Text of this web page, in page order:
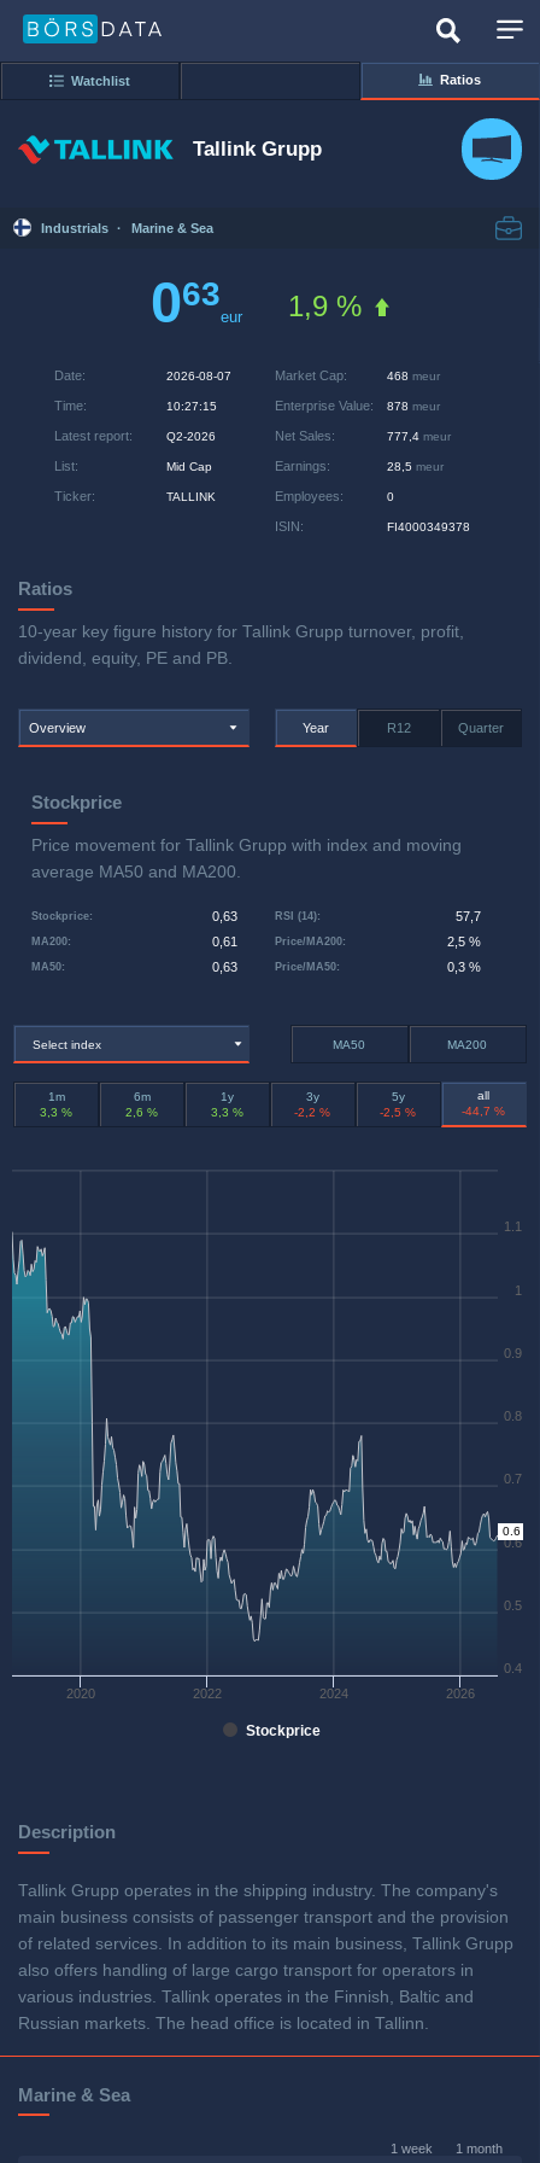
Watchlist Ratios
Tallink Grupp
Industrials · Marine & Sea
063
eur 1,9 %
Date: 2026-08-07
Time: 10:27:15
Latest report: Q2-2026
List: Mid Cap
Ticker: TALLINK
Market Cap: 468 meur
Enterprise Value: 878 meur
Net Sales: 777,4 meur
Earnings: 28,5 meur
Employees: 0
ISIN: FI4000349378
Ratios
10-year key figure history for Tallink Grupp turnover, profit,
dividend, equity, PE and PB.
Overview Year R12 Quarter
Stockprice
Price movement for Tallink Grupp with index and moving
average MA50 and MA200.
Stockprice: 0,63
MA50: 0,63
MA200: 0,61 Price/MA200: 2,5 %
RSI (14): 57,7
Price/MA50: 0,3 %
Select index MA50 MA200
1m
3,3 %
6m
2,6 %
1y
3,3 %
3y
-2,2 %
5y
-2,5 %
all
-44,7 %
Stockprice
2020 2022 2024 2026
0.4
0.5
0.6
0.7
0.8
0.9
1
1.1
0.6
Description
Tallink Grupp operates in the shipping industry. The company's
main business consists of passenger transport and the provision
of related services. In addition to its main business, Tallink Grupp
also offers handling of large cargo transport for operators in
various industries. Tallink operates in the Finnish, Baltic and
Russian markets. The head office is located in Tallinn.
Marine & Sea
1 week 1 month